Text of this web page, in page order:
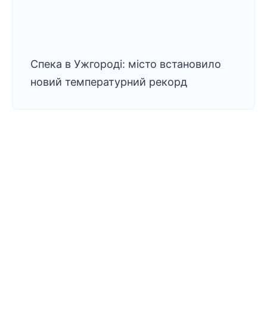
Спека в Ужгороді: місто встановило
новий температурний рекорд